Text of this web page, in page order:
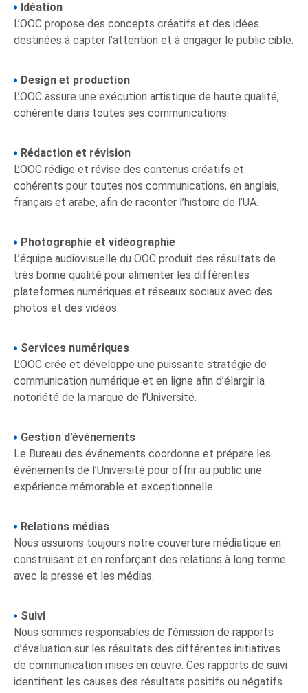
Idéation
L’OOC propose des concepts créatifs et des idées
destinées à capter l’attention et à engager le public cible.
Design et production
L’OOC assure une exécution artistique de haute qualité,
cohérente dans toutes ses communications.
Rédaction et révision
L’OOC rédige et révise des contenus créatifs et
cohérents pour toutes nos communications, en anglais,
français et arabe, afin de raconter l’histoire de l’UA.
Photographie et vidéographie
L’équipe audiovisuelle du OOC produit des résultats de
très bonne qualité pour alimenter les différentes
plateformes numériques et réseaux sociaux avec des
photos et des vidéos.
Services numériques
L’OOC crée et développe une puissante stratégie de
communication numérique et en ligne afin d’élargir la
notoriété de la marque de l’Université.
Gestion d’événements
Le Bureau des événements coordonne et prépare les
événements de l’Université pour offrir au public une
expérience mémorable et exceptionnelle.
Relations médias
Nous assurons toujours notre couverture médiatique en
construisant et en renforçant des relations à long terme
avec la presse et les médias.
Suivi
Nous sommes responsables de l’émission de rapports
d’évaluation sur les résultats des différentes initiatives
de communication mises en œuvre. Ces rapports de suivi
identifient les causes des résultats positifs ou négatifs